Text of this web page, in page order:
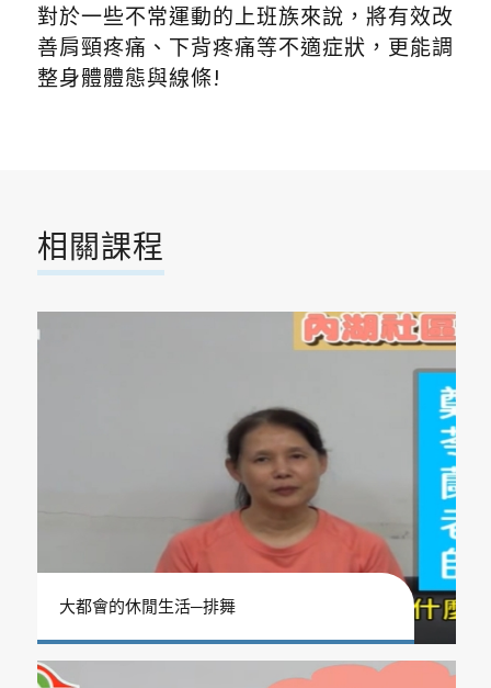
對於一些不常運動的上班族來說，將有效改
善肩頸疼痛、下背疼痛等不適症狀，更能調
整身體體態與線條!
相關課程
大都會的休閒生活─排舞